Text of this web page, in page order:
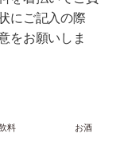
にご記入の際
をお願いしま
料 お酒